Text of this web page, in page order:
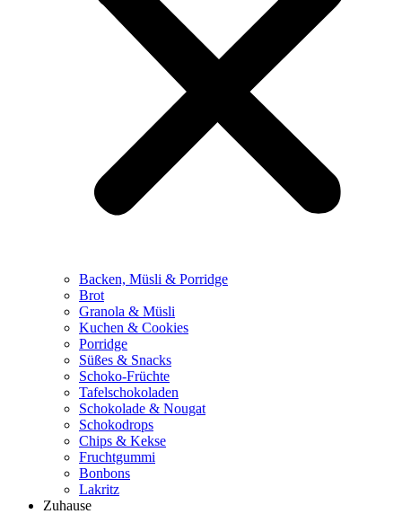
Backen, Müsli & Porridge
Brot
Granola & Müsli
Kuchen & Cookies
Porridge
Süßes & Snacks
Schoko-Früchte
Tafelschokoladen
Schokolade & Nougat
Schokodrops
Chips & Kekse
Fruchtgummi
Bonbons
Lakritz
Zuhause